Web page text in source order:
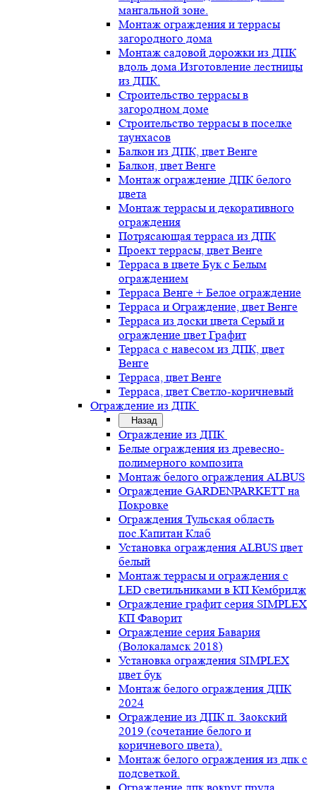
мангальной зоне.
Монтаж ограждения и террасы
загородного дома
Монтаж садовой дорожки из ДПК
вдоль дома.Изготовление лестницы
из ДПК.
Строительство террасы в
загородном доме
Строительство террасы в поселке
таунхасов
Балкон из ДПК, цвет Венге
Балкон, цвет Венге
Монтаж ограждение ДПК белого
цвета
Монтаж террасы и декоративного
ограждения
Потрясающая терраса из ДПК
Проект террасы, цвет Венге
Терраса в цвете Бук с Белым
ограждением
Терраса Венге + Белое ограждение
Терраса и Ограждение, цвет Венге
Терраса из доски цвета Серый и
ограждение цвет Графит
Терраса с навесом из ДПК, цвет
Венге
Терраса, цвет Венге
Терраса, цвет Светло-коричневый
Ограждение из ДПК
Назад
Ограждение из ДПК
Белые ограждения из древесно-
полимерного композита
Монтаж белого ограждения ALBUS
Ограждение GARDENPARKETT на
Покровке
Ограждения Тульская область
пос.Капитан Клаб
Установка ограждения ALBUS цвет
белый
Монтаж террасы и ограждения с
LED светильниками в КП Кембридж
Ограждение графит серия SIMPLEX
КП Фаворит
Ограждение серия Бавария
(Волокаламск 2018)
Установка ограждения SIMPLEX
цвет бук
Монтаж белого ограждения ДПК
2024
Ограждение из ДПК п. Заокский
2019 (сочетание белого и
коричневого цвета).
Монтаж белого ограждения из дпк с
подсветкой.